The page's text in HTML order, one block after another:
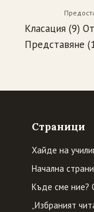
Класация (9)
Представяне
Страници
Хайде на
Начална
Къде сме ние?
„Избраният